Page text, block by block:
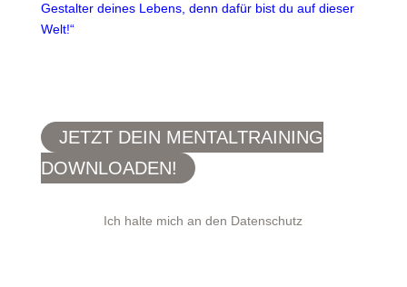
Gestalter deines Lebens, denn dafür bist du auf dieser
Welt!“
JETZT DEIN MENTALTRAINING
DOWNLOADEN!
Ich halte mich an den Datenschutz